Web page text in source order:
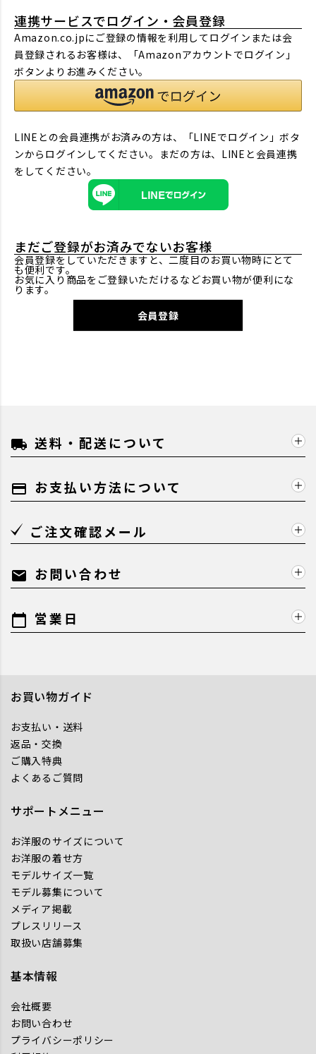
連携サービスでログイン・会員登録
Amazon.co.jpにご登録の情報を利用してログインまたは会
員登録されるお客様は、「Amazonアカウントでログイン」
ボタンよりお進みください。
LINEとの会員連携がお済みの方は、「LINEでログイン」ボタ
ンからログインしてください。まだの方は、 LINEと会員連携
をしてください。
まだご登録がお済みでないお客様
会員登録をしていただきますと、二度目のお買い物時にとて
も便利です。
お気に入り商品をご登録いただけるなどお買い物が便利にな
ります。
会員登録
local_shipping 送料・配送について
payment お支払い方法について
ご注文確認メール
mail お問い合わせ
calendar_today 営業日
お買い物ガイド
お支払い・送料
返品・交換
ご購入特典
よくあるご質問
サポートメニュー
お洋服のサイズについて
お洋服の着せ方
モデルサイズ一覧
モデル募集について
メディア掲載
プレスリリース
取扱い店舗募集
基本情報
会社概要
お問い合わせ
プライバシーポリシー